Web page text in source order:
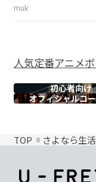
muk
人気定番アニメ
初心者向け
オフィシャルコ
TOP さよなら生